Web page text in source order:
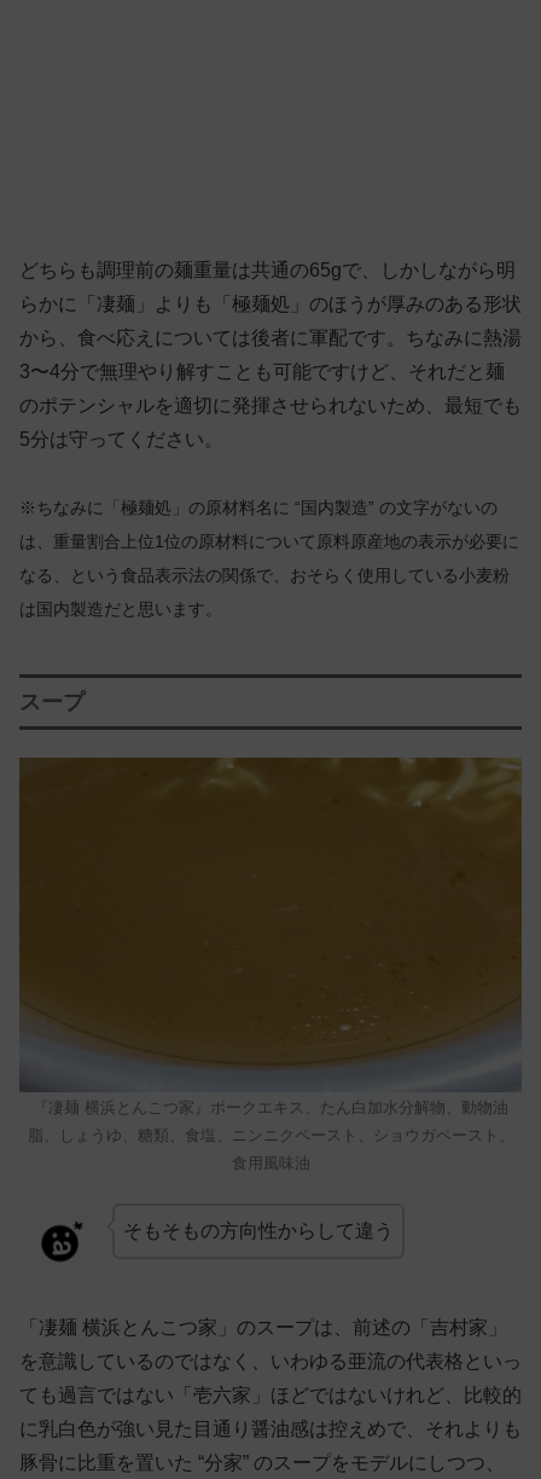
どちらも調理前の麺重量は共通の65gで、しかしながら明
らかに「凄麺」よりも「極麺処」のほうが厚みのある形状
から、食べ応えについては後者に軍配です。ちなみに熱湯
3〜4分で無理やり解すことも可能ですけど、それだと麺
のポテンシャルを適切に発揮させられないため、最短でも
5分は守ってください。
※ちなみに「極麺処」の原材料名に “国内製造” の文字がないの
は、重量割合上位1位の原材料について原料原産地の表示が必要に
なる、という食品表示法の関係で、おそらく使用している小麦粉
は国内製造だと思います。
スープ
『凄麺 横浜とんこつ家』ポークエキス、たん白加水分解物、動物油
脂、しょうゆ、糖類、食塩、ニンニクペースト、ショウガペースト、
食用風味油
そもそもの方向性からして違う
「凄麺 横浜とんこつ家」のスープは、前述の「吉村家」
を意識しているのではなく、いわゆる亜流の代表格といっ
ても過言ではない「壱六家」ほどではないけれど、比較的
に乳白色が強い見た目通り醤油感は控えめで、それよりも
豚骨に比重を置いた “分家” のスープをモデルにしつつ、